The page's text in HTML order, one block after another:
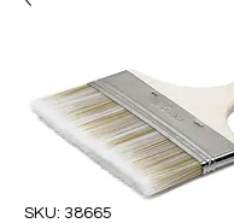
SKU: 38665